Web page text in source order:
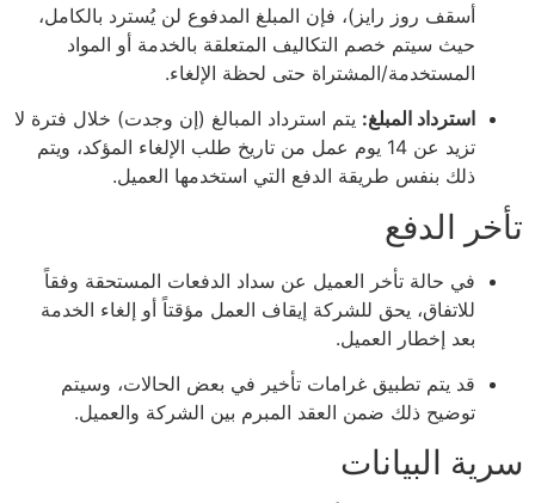
أسقف روز رايز)، فإن المبلغ المدفوع لن يُسترد بالكامل،
حيث سيتم خصم التكاليف المتعلقة بالخدمة أو المواد
المستخدمة/المشتراة حتى لحظة الإلغاء.
استرداد المبلغ: يتم استرداد المبالغ (إن وجدت) خلال فترة لا
تزيد عن 14 يوم عمل من تاريخ طلب الإلغاء المؤكد، ويتم
ذلك بنفس طريقة الدفع التي استخدمها العميل.
تأخر الدفع
في حالة تأخر العميل عن سداد الدفعات المستحقة وفقاً
للاتفاق، يحق للشركة إيقاف العمل مؤقتاً أو إلغاء الخدمة
بعد إخطار العميل.
قد يتم تطبيق غرامات تأخير في بعض الحالات، وسيتم
توضيح ذلك ضمن العقد المبرم بين الشركة والعميل.
سرية البيانات